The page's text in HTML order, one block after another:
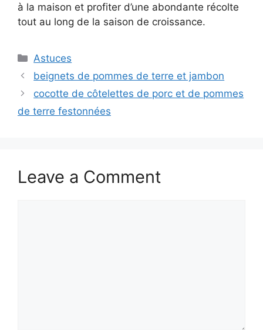
à la maison et profiter d’une abondante récolte
tout au long de la saison de croissance.
Categories
Astuces
beignets de pommes de terre et jambon
cocotte de côtelettes de porc et de pommes
de terre festonnées
Leave a Comment